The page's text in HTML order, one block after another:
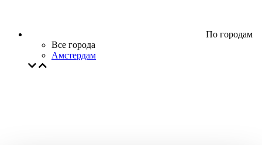
По городам
Все города
Амстердам